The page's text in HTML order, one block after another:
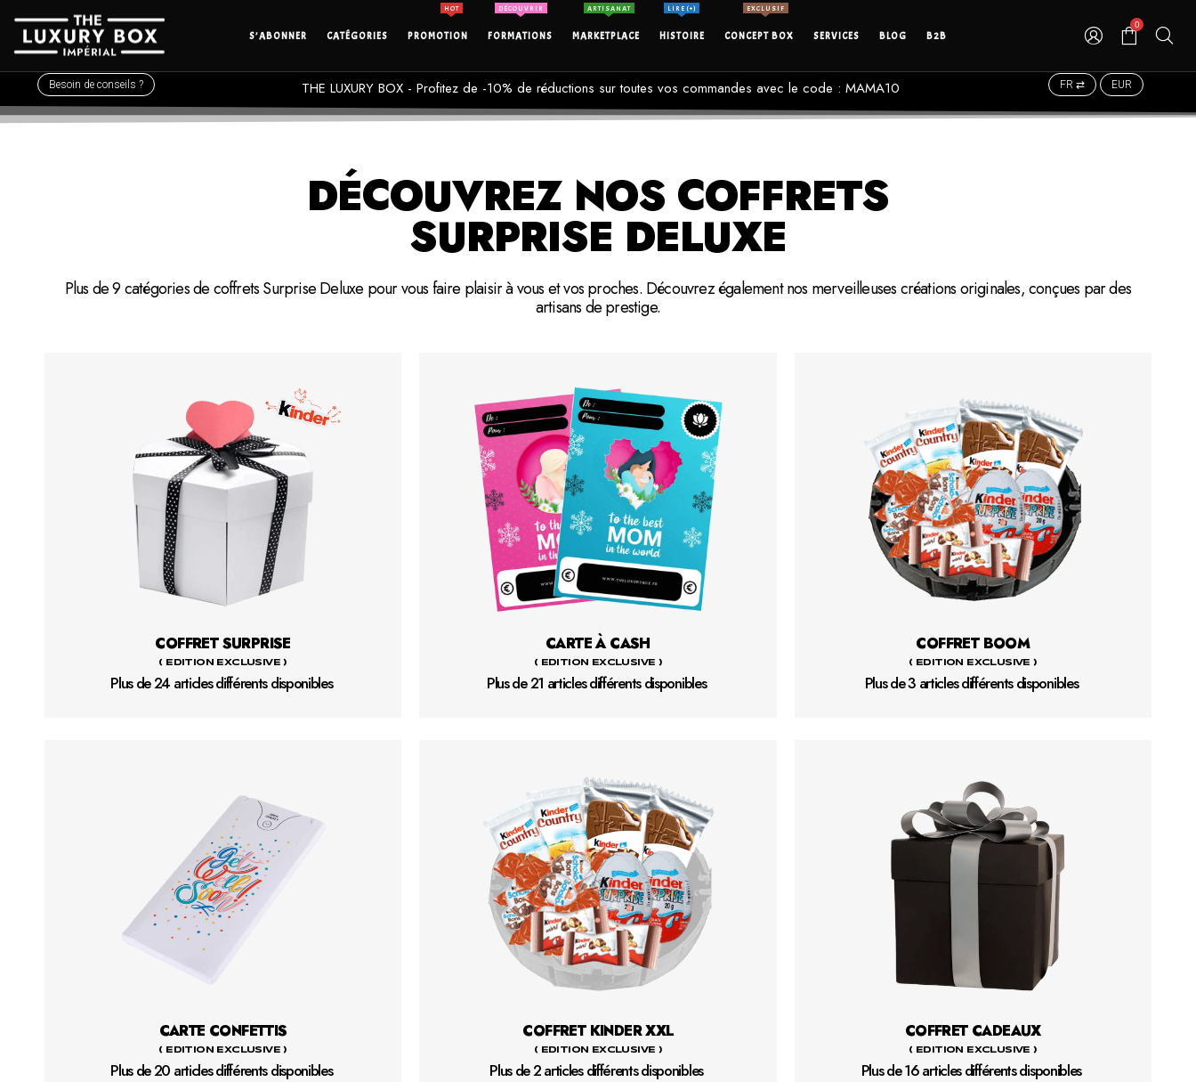
S’ABONNER CATÉGORIES PROMOTION
HOT
FORMATIONS
DÉCOUVRIR
MARKETPLACE
ARTISANAT
HISTOIRE
LIRE (+)
CONCEPT BOX
EXCLUSIF
SERVICES BLOG B2B
0
Besoin de conseils ? THE LUXURY BOX - Profitez de -10% de réductions sur toutes vos commandes avec le code : MAMA10 FR ⇄ EUR
DÉCOUVREZ NOS COFFRETS
SURPRISE DELUXE
Plus de 9 catégories de coffrets Surprise Deluxe pour vous faire plaisir à vous et vos proches. Découvrez également nos merveilleuses créations originales, conçues par des
artisans de prestige.
COFFRET SURPRISE
( EDITION EXCLUSIVE )
Plus de 24 articles différents disponibles
CARTE À CASH
( EDITION EXCLUSIVE )
Plus de 21 articles différents disponibles
COFFRET BOOM
( EDITION EXCLUSIVE )
Plus de 3 articles différents disponibles
CARTE CONFETTIS
( EDITION EXCLUSIVE )
Plus de 20 articles différents disponibles
COFFRET KINDER XXL
( EDITION EXCLUSIVE )
Plus de 2 articles différents disponibles
COFFRET CADEAUX
( EDITION EXCLUSIVE )
Plus de 16 articles différents disponibles